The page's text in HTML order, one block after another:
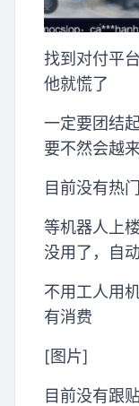
找到对付平
他就慌了
一定要团结
要不然会越
目前没有热
等机器人上
没用了，自
不用工人用
有消费
[图片]
目前没有跟